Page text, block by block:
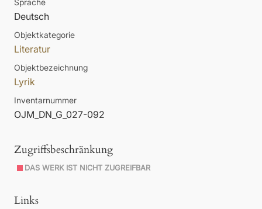
Sprache
Deutsch
Objektkategorie
Literatur
Objektbezeichnung
Lyrik
Inventarnummer
OJM_DN_G_027-092
Zugriffsbeschränkung
DAS WERK IST NICHT ZUGREIFBAR
Links